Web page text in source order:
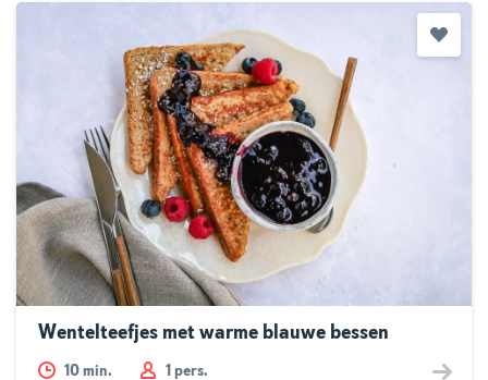
Wentelteefjes met warme blauwe bessen
10 min. 1 pers.